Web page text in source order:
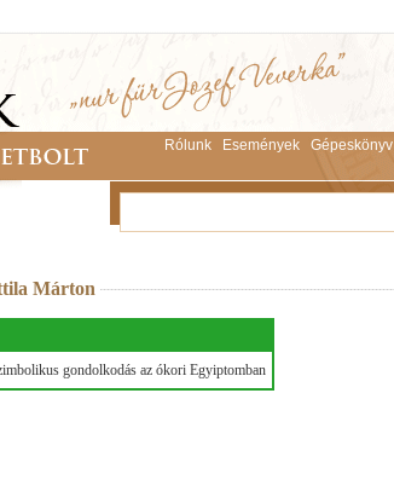
Rólunk Események Gépeskönyv
Márton
gondolkodás az ókori Egyiptomban